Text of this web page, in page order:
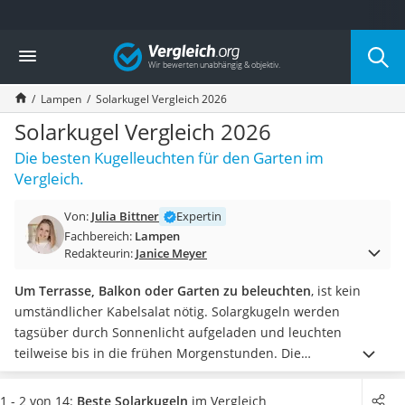
Die beliebtesten Vergleiche nach Kategorie
Wohnen
Matratzen-Topper
Matratzen
Konferenzlautsprecher
Tageslichtlampe
Badlüfter
Ergonomischer Bürostuhl
Außenleuchte mit Kamera
Ozongeneratoren
Konferenzmikrofon
Klappmatratze
Duschkopf mit Kalkfilter
Aktenvernichter Sicherheitsstufe 4
Bettgitter
Spannbettlaken
Vergleich
Lampen Solarkugel Vergleich 2026
Solarkugel Vergleich 2026
Die besten Kugelleuchten für den Garten im
Vergleich.
Von: Julia Bittner
Expertin
Fachbereich: Lampen
Redakteurin: Janice Meyer
Um Terrasse, Balkon oder Garten zu beleuchten, ist kein
umständlicher Kabelsalat nötig. Solargkugeln werden
tagsüber durch Sonnenlicht aufgeladen und leuchten
teilweise bis in die frühen Morgenstunden. Die
umweltfreundlichen Gartenleuchten bestehen damit jeden
Öko-Test. Von kleinen Modellen unter 30 cm Durchmesser,
1 - 2 von 14: Beste Solarkugeln im Vergleich